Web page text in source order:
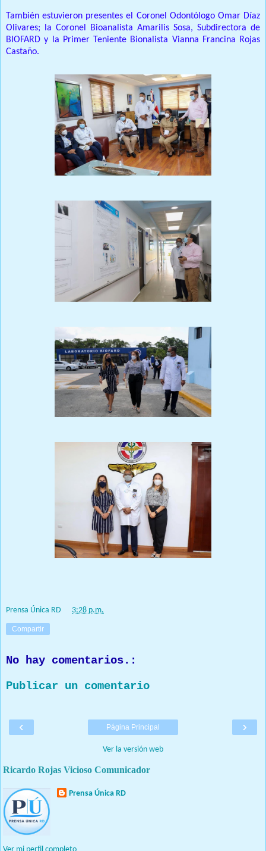
También estuvieron presentes el Coronel Odontólogo Omar Díaz
Olivares; la Coronel Bioanalista Amarilis Sosa, Subdirectora de
BIOFARD y la Primer Teniente Bionalista Vianna Francina Rojas
Castaño.
Prensa Única RD 3:28 p.m.
Compartir
No hay comentarios.:
Publicar un comentario
‹ ›
Página Principal
Ver la versión web
Ricardo Rojas Vicioso Comunicador
Prensa Única RD